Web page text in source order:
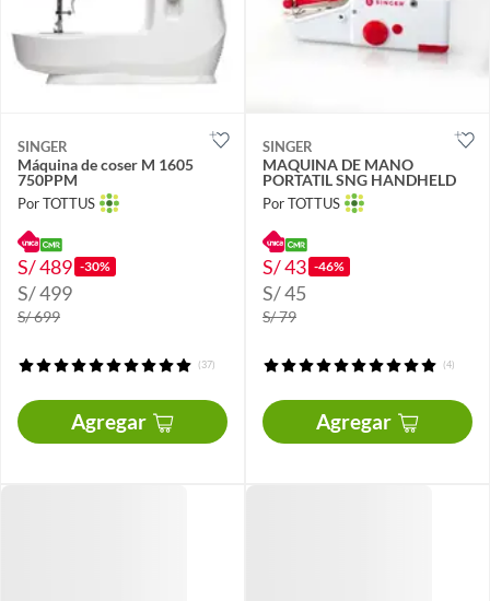
SINGER
Máquina de coser M 1605
750PPM
Por TOTTUS
S/ 489 -30%
S/ 499
S/ 699
(37)
Agregar
SINGER
MAQUINA DE MANO
PORTATIL SNG HANDHELD
Por TOTTUS
S/ 43 -46%
S/ 45
S/ 79
(4)
Agregar